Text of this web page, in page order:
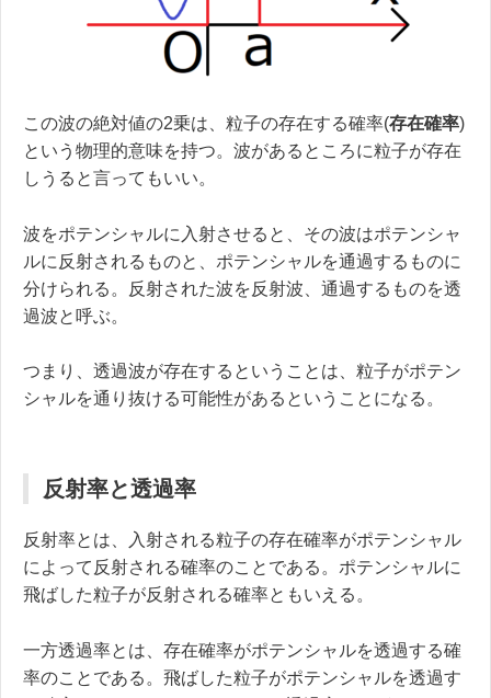
この波の絶対値の2乗は、粒子の存在する確率(存在確率)
という物理的意味を持つ。波があるところに粒子が存在
しうると言ってもいい。
波をポテンシャルに入射させると、その波はポテンシャ
ルに反射されるものと、ポテンシャルを通過するものに
分けられる。反射された波を反射波、通過するものを透
過波と呼ぶ。
つまり、透過波が存在するということは、粒子がポテン
シャルを通り抜ける可能性があるということになる。
反射率と透過率
反射率とは、入射される粒子の存在確率がポテンシャル
によって反射される確率のことである。ポテンシャルに
飛ばした粒子が反射される確率ともいえる。
一方透過率とは、存在確率がポテンシャルを透過する確
率のことである。飛ばした粒子がポテンシャルを透過す